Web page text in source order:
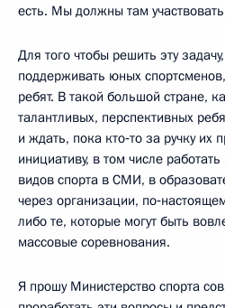
есть. Мы должны там
Для того чтобы решить эту
поддерживать юных
ребят. В такой большой стране,
талантливых, перспективных
и ждать, пока кто‑то за ручку их
инициативу, в том числе
видов спорта в СМИ, в
через организации,
либо те, которые могут быть
массовые соревнования.
Я прошу Министерство спорта